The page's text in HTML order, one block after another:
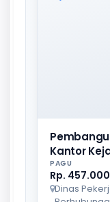
Kantor
PAGU
Rp.
Dinas